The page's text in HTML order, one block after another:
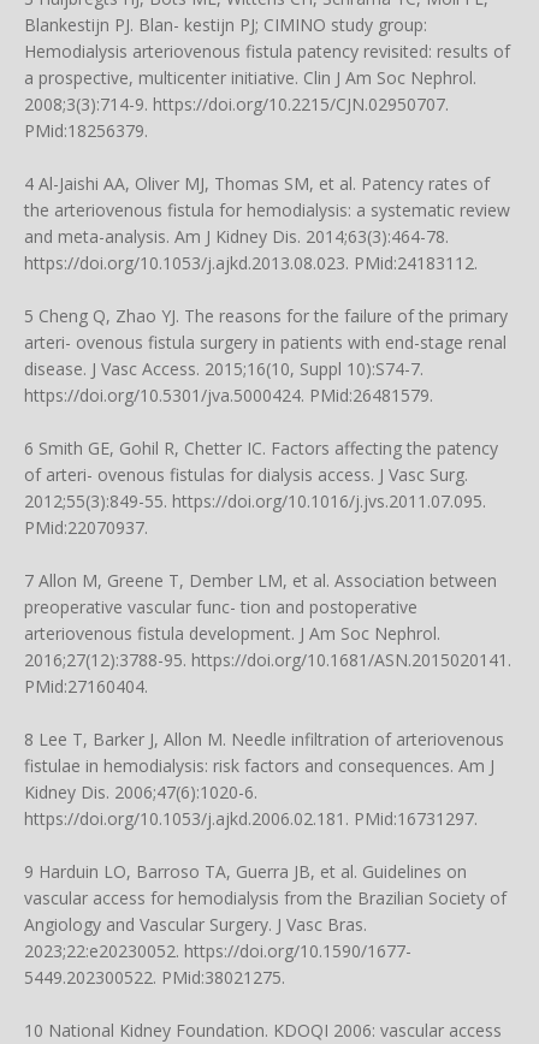
Blankestijn PJ. Blan- kestijn PJ; CIMINO study group:
Hemodialysis arteriovenous fistula patency revisited: results of
a prospective, multicenter initiative. Clin J Am Soc Nephrol.
2008;3(3):714-9. https://doi.org/10.2215/CJN.02950707.
PMid:18256379.
4 Al-Jaishi AA, Oliver MJ, Thomas SM, et al. Patency rates of
the arteriovenous fistula for hemodialysis: a systematic review
and meta-analysis. Am J Kidney Dis. 2014;63(3):464-78.
https://doi.org/10.1053/j.ajkd.2013.08.023. PMid:24183112.
5 Cheng Q, Zhao YJ. The reasons for the failure of the primary
arteri- ovenous fistula surgery in patients with end-stage renal
disease. J Vasc Access. 2015;16(10, Suppl 10):S74-7.
https://doi.org/10.5301/jva.5000424. PMid:26481579.
6 Smith GE, Gohil R, Chetter IC. Factors affecting the patency
of arteri- ovenous fistulas for dialysis access. J Vasc Surg.
2012;55(3):849-55. https://doi.org/10.1016/j.jvs.2011.07.095.
PMid:22070937.
7 Allon M, Greene T, Dember LM, et al. Association between
preoperative vascular func- tion and postoperative
arteriovenous fistula development. J Am Soc Nephrol.
2016;27(12):3788-95. https://doi.org/10.1681/ASN.2015020141 .
PMid:27160404.
8 Lee T, Barker J, Allon M. Needle infiltration of arteriovenous
fistulae in hemodialysis: risk factors and consequences. Am J
Kidney Dis. 2006;47(6):1020-6.
https://doi.org/10.1053/j.ajkd.2006.02.181 . PMid:16731297.
9 Harduin LO, Barroso TA, Guerra JB, et al. Guidelines on
vascular access for hemodialysis from the Brazilian Society of
Angiology and Vascular Surgery. J Vasc Bras.
2023;22:e20230052. https://doi.org/10.1590/1677-
5449.202300522. PMid:38021275.
10 National Kidney Foundation. KDOQI 2006: vascular access